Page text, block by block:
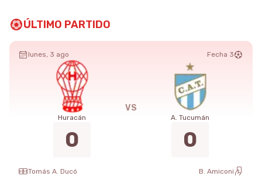
ÚLTIMO PARTIDO
lunes, 3 ago Fecha 3
Huracán
0
VS
A. Tucumán
0
Tomás A. Ducó
B. Amiconi